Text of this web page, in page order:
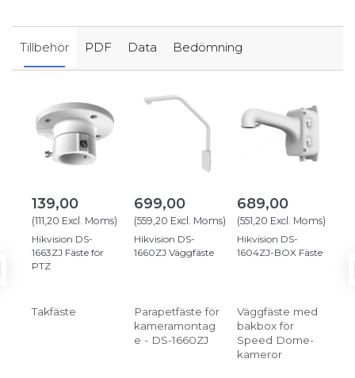
Tillbehör PDF Data Bedömning
139,00
(111,20 Excl. Moms)
Hikvision DS-
1663ZJ Fäste för
PTZ
Takfäste
699,00
(559,20 Excl. Moms)
Hikvision DS-
1660ZJ Väggfäste
Parapetfäste för
kameramontag
e - DS-1660ZJ
689,00
(551,20 Excl. Moms)
Hikvision DS-
1604ZJ-BOX Fäste
Väggfäste med
bakbox för
Speed Dome-
kameror